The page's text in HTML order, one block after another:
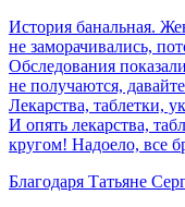
История банальная.
не заморачивались,
Обследования
не получаются,
Лекарства, таблетки,
И опять лекарства,
кругом! Надоело, все
Благодаря Татьяне